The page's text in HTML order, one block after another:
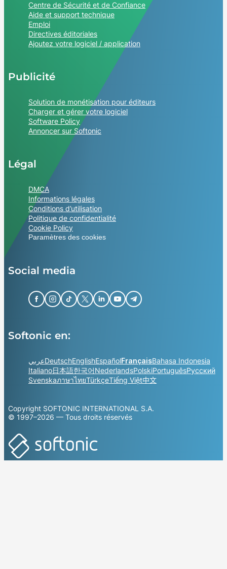
Centre de Sécurité et de Confiance
Aide et support technique
Emploi
Directives éditoriales
Ajoutez votre logiciel / application
Publicité
Solution de monétisation pour éditeurs
Charger et gérer votre logiciel
Software Policy
Annoncer sur Softonic
Légal
DMCA
Informations légales
Conditions d’utilisation
Politique de confidentialité
Cookie Policy
Paramètres des cookies
Social media
Softonic en:
عربيDeutschEnglishEspañolFrançaisBahasa Indonesia
Italiano日本語한국어NederlandsPolskiPortuguêsРусский
SvenskaภาษาไทยTürkçeTiếng Việt中文
Copyright SOFTONIC INTERNATIONAL S.A.
© 1997–2026 — Tous droits réservés